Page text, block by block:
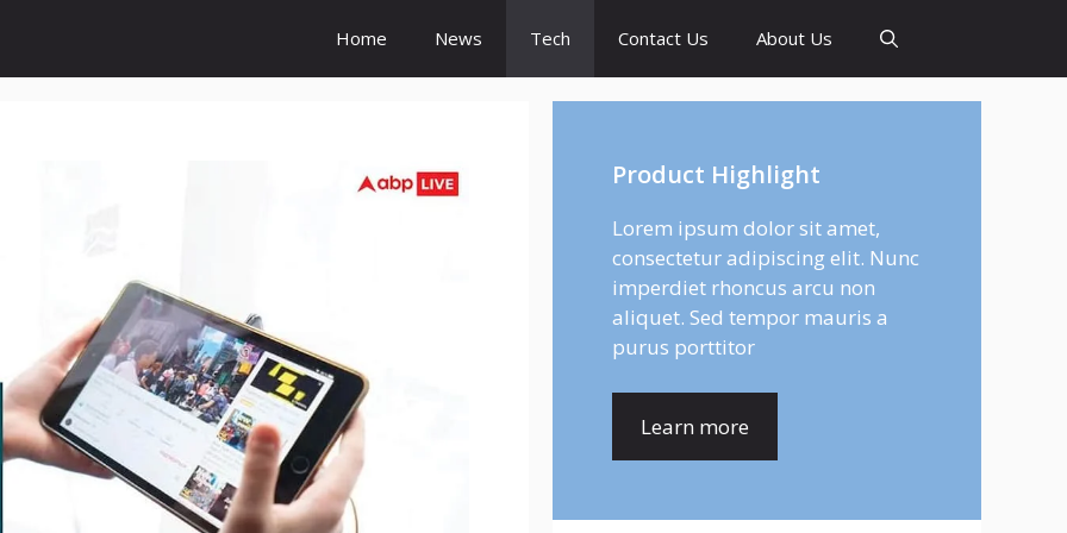
Home News Tech Contact Us About Us
Product Highlight
Lorem ipsum dolor sit amet,
consectetur adipiscing elit. Nunc
imperdiet rhoncus arcu non
aliquet. Sed tempor mauris a
purus porttitor
Learn more